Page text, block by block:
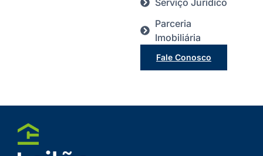
Serviço Jurídico
Parceria
Imobiliária
Fale Conosco